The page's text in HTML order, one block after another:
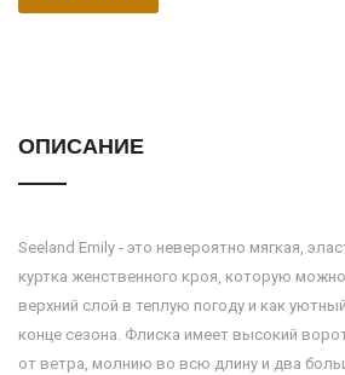
ОПИСАНИЕ
Seeland Emily - это невероятно мягкая,
куртка женственного кроя, которую
верхний слой в теплую погоду и как
конце сезона. Флиска имеет высокий
от ветра, молнию во всю длину и два